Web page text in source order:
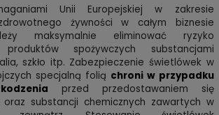
Unii Europejskiej w zakresie
żywności w całym biznesie
maksymalnie eliminować ryzyko
produktów spożywczych substancjami
szkło itp. Zabezpieczenie świetlówek w
specjalną folią chroni w przypadku
przed przedostawaniem się
oraz substancji chemicznych zawartych w